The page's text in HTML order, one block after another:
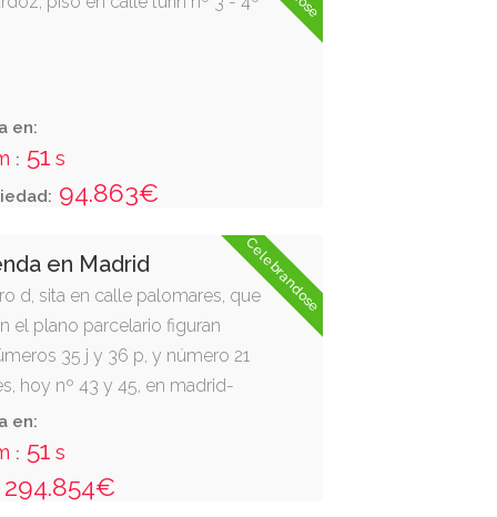
en:
: 50s
94.863€
Celebrandose
en Madrid
d, sita en calle palomares, que
el plano parcelario figuran
35 j y 36 p, y número 21
hoy nº 43 y 45, en madrid-
a la izqda desde las
planta y a la dcha desde el
a vivienda y consta de
comedor, cocina, aseo, tres
en:
: 50s
294.854€